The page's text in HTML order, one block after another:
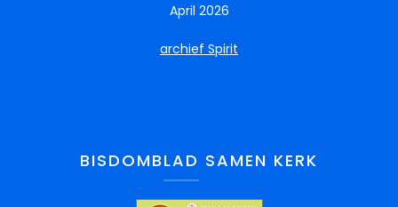
April 2026
archief Spirit
BISDOMBLAD SAMEN KERK